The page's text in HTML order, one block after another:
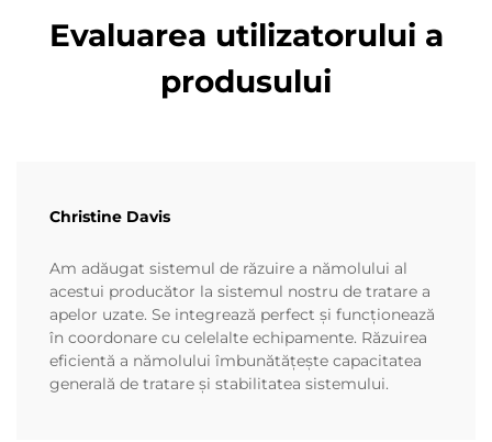
Evaluarea utilizatorului a
produsului
Christine Davis
Am adăugat sistemul de răzuire a nămolului al
acestui producător la sistemul nostru de tratare a
apelor uzate. Se integrează perfect și funcționează
în coordonare cu celelalte echipamente. Răzuirea
eficientă a nămolului îmbunătățește capacitatea
generală de tratare și stabilitatea sistemului.